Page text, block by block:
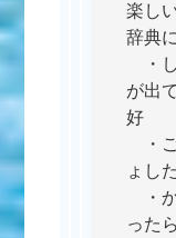
楽し
辞典
・
が出
好
・
ょした
・
ったら